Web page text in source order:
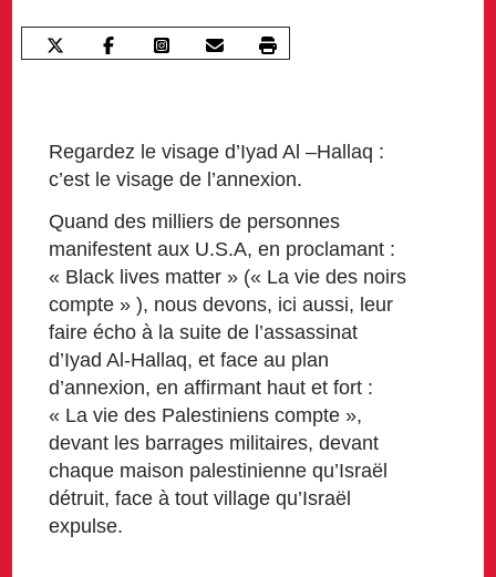
Regardez le visage d’Iyad Al –Hallaq :
c’est le visage de l’annexion.
Quand des milliers de personnes
manifestent aux U.S.A, en proclamant :
« Black lives matter » (« La vie des noirs
compte » ), nous devons, ici aussi, leur
faire écho à la suite de l’assassinat
d’Iyad Al-Hallaq, et face au plan
d’annexion, en affirmant haut et fort :
« La vie des Palestiniens compte »,
devant les barrages militaires, devant
chaque maison palestinienne qu’Israël
détruit, face à tout village qu’Israël
expulse.